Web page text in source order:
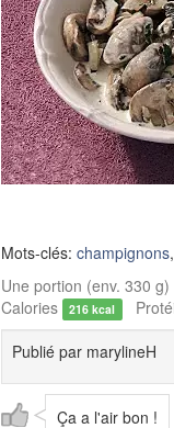
Mots-clés: champignons,
Une portion (env. 330 g)
Calories
216 kcal
Publié par marylineH
Ça a l'air bon !